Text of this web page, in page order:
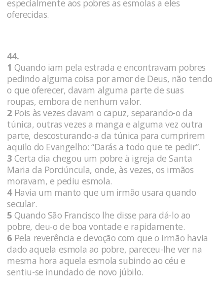
especialmente aos pobres as esmolas a eles
oferecidas.
44.
1 Quando iam pela estrada e encontravam pobres
pedindo alguma coisa por amor de Deus, não tendo
o que oferecer, davam alguma parte de suas
roupas, embora de nenhum valor.
2 Pois às vezes davam o capuz, separando-o da
túnica, outras vezes a manga e alguma vez outra
parte, descosturando-a da túnica para cumprirem
aquilo do Evangelho: “Darás a todo que te pedir”.
3 Certa dia chegou um pobre à igreja de Santa
Maria da Porciúncula, onde, às vezes, os irmãos
moravam, e pediu esmola.
4Havia um manto que um irmão usara quando
secular.
5 Quando São Francisco lhe disse para dá-lo ao
pobre, deu-o de boa vontade e rapidamente.
6 Pela reverência e devoção com que o irmão havia
dado aquela esmola ao pobre, pareceu-lhe ver na
mesma hora aquela esmola subindo ao céu e
sentiu-se inundado de novo júbilo.